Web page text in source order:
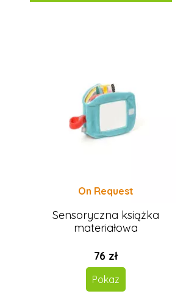
On Request
Sensoryczna książka
materiałowa
76 zł
Pokaz